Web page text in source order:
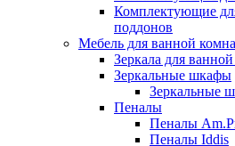
Комплектующие
поддонов
Мебель для ванной
Зеркала для
Зеркальные шкафы
Зеркальные
Пеналы
Пеналы
Пеналы Iddis